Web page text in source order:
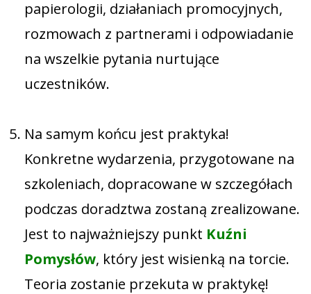
papierologii, działaniach promocyjnych,
rozmowach z partnerami i odpowiadanie
na wszelkie pytania nurtujące
uczestników.
Na samym końcu jest praktyka!
Konkretne wydarzenia, przygotowane na
szkoleniach, dopracowane w szczegółach
podczas doradztwa zostaną zrealizowane.
Jest to najważniejszy punkt Kuźni
Pomysłów, który jest wisienką na torcie.
Teoria zostanie przekuta w praktykę!